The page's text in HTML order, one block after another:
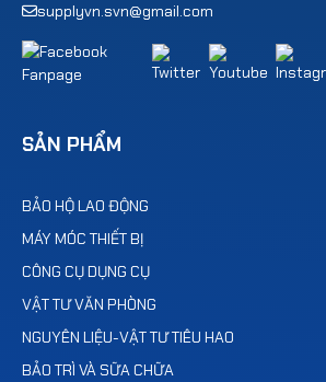
supplyvn.svn@gmail.com
SẢN PHẨM
BẢO HỘ LAO ĐỘNG
MÁY MÓC THIẾT BỊ
CÔNG CỤ DỤNG CỤ
VẬT TƯ VĂN PHÒNG
NGUYÊN LIỆU-VẬT TƯ TIÊU HAO
BẢO TRÌ VÀ SỮA CHỮA